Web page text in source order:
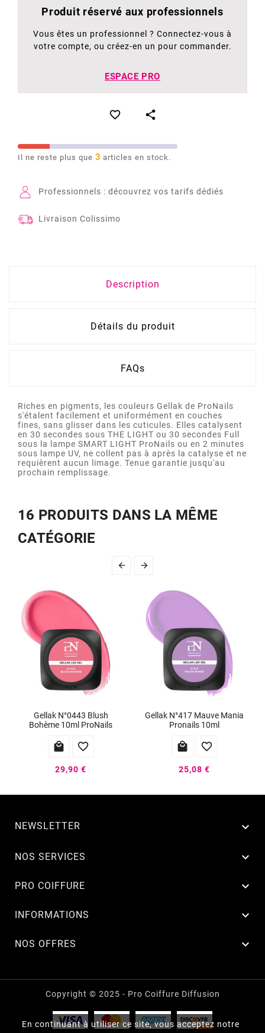
En continuant à utiliser ce site, vous acceptez notre
Produit réservé aux professionnels
Vous êtes un professionnel ? Connectez-vous à
votre compte, ou créez-en un pour commander.
ESPACE PRO
 
Il ne reste plus que 3 articles en stock.
Professionnels : découvrez vos tarifs dédiés
Livraison Colissimo
Description
Détails du produit
FAQs
Riches en pigments, les couleurs Gellak de ProNails
s'étalent facilement et uniformément en couches
fines, sans glisser dans les cuticules. Elles catalysent
en 30 secondes sous THE LIGHT ou 30 secondes Full
sous la lampe SMART LIGHT ProNails ou en 2 minutes
sous lampe UV, ne collent pas à après la catalyse et ne
requièrent aucun limage. Tenue garantie jusqu'au
prochain remplissage.
16 PRODUITS DANS LA MÊME
CATÉGORIE
 
Gellak N°0443 Blush
Bohème 10ml ProNails
 
29,90 €
Gellak N°417 Mauve Mania
Pronails 10ml
 
25,08 €
NEWSLETTER 
NOS SERVICES 
PRO COIFFURE 
INFORMATIONS 
NOS OFFRES 
Copyright © 2025 - Pro Coiffure Diffusion